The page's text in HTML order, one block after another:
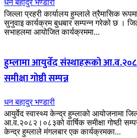
जिल्ला प्रहरी कार्यालय हुम्लाले त्रैमासिक
सुनुवाइ कार्यक्रम बुधबार सम्पन्न गरेको छ ।
सभाहलमा आयोजित कार्यक्रममा...
हुम्लामा आयुर्वेद संस्थाहरूको
समीक्षा गोष्ठी सम्पन्न
धन बहादुर भण्डारी
आयुर्वेद स्वास्थ्य केन्द्र हुम्लाको आयोजनामा
आ.व.२०८२।०८३को वार्षिक समीक्षा गोष्ठी
केन्द्र हुम्लाले मंगलबार एक कार्यक्रमका...